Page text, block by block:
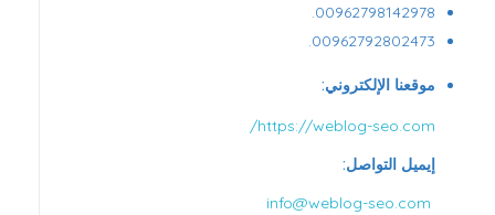
00962798142978.
00962792802473.
موقعنا الإلكتروني:
https://weblog-seo.com/
إيميل التواصل:
info@weblog-seo.com